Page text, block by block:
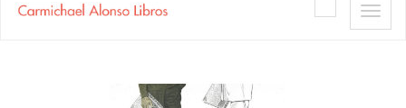
Toggle